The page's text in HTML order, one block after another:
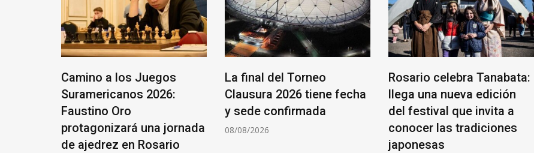
Camino a los Juegos
Suramericanos 2026:
Faustino Oro
protagonizará una jornada
de ajedrez en Rosario
La final del Torneo
Clausura 2026 tiene fecha
y sede confirmada
08/08/2026
Rosario celebra Tanabata:
llega una nueva edición
del festival que invita a
conocer las tradiciones
japonesas